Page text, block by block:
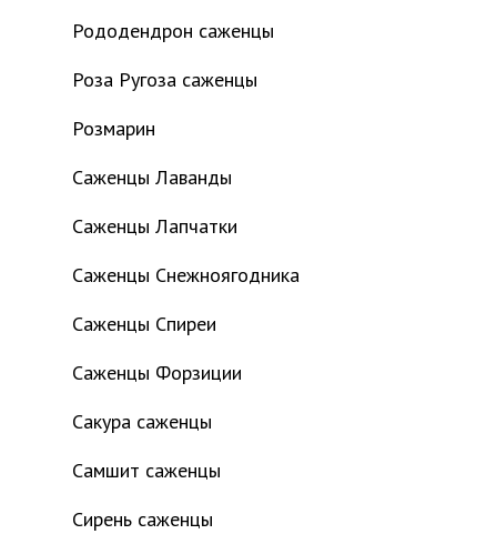
Рододендрон саженцы
Роза Ругоза саженцы
Розмарин
Саженцы Лаванды
Саженцы Лапчатки
Саженцы Снежноягодника
Саженцы Спиреи
Саженцы Форзиции
Сакура саженцы
Самшит саженцы
Сирень саженцы